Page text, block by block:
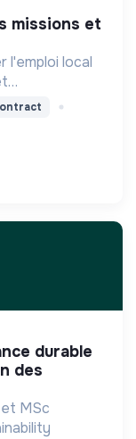
l'emploi local
Nous
des
des
MSc